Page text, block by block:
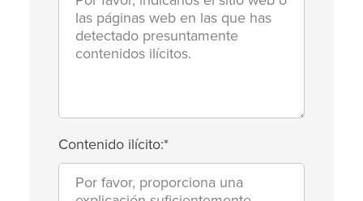
Contenido ilícito:*